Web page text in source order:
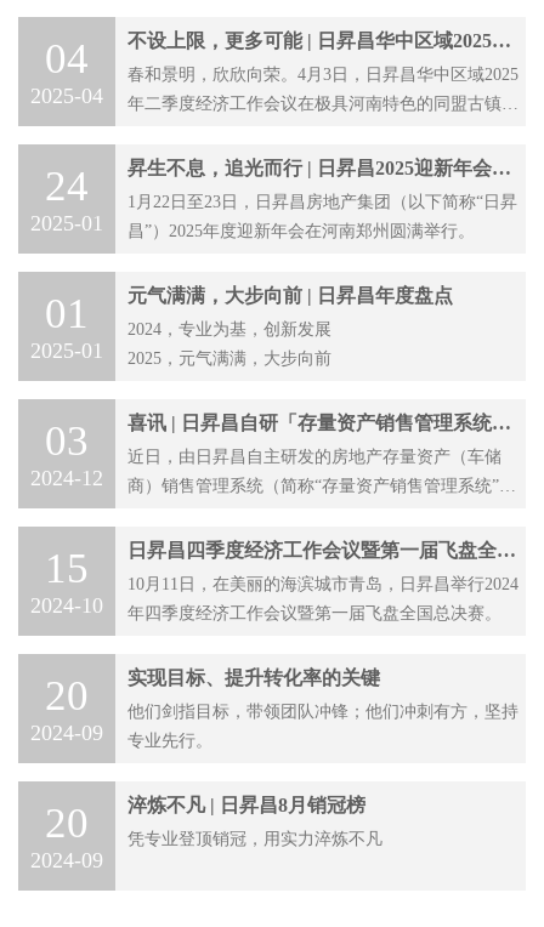
04
2025-04
不设上限，更多可能 | 日昇昌华中区域2025年
二季度经济工作会议
春和景明，欣欣向荣。4月3日，日昇昌华中区域2025
年二季度经济工作会议在极具河南特色的同盟古镇召
署重点工作，也是为了加强专业沉淀、促进专业交流
分享，从而打造硬核实力团队，提升团队凝聚力！
24
2025-01
昇生不息，追光而行 | 日昇昌2025迎新年会圆
满落幕！
1月22日至23日，日昇昌房地产集团（以下简称“日昇
昌”）2025年度迎新年会在河南郑州圆满举行。
01
2025-01
元气满满，大步向前 | 日昇昌年度盘点
2024，专业为基，创新发展
2025，元气满满，大步向前
03
2024-12
喜讯 | 日昇昌自研「存量资产销售管理系统」
成功申获计算机软件著作权！
近日，由日昇昌自主研发的房地产存量资产（车储
商）销售管理系统（简称“存量资产销售管理系统”）
书。这是日昇昌品牌自主研发能力的有力证明，更标
志着日昇昌在存量资产领域所坚持的创新发展实现了
里程碑式的跨越。
15
2024-10
日昇昌四季度经济工作会议暨第一届飞盘全国
总决赛圆满落幕
10月11日，在美丽的海滨城市青岛，日昇昌举行2024
年四季度经济工作会议暨第一届飞盘全国总决赛。
20
2024-09
实现目标、提升转化率的关键
他们剑指目标，带领团队冲锋；他们冲刺有方，坚持
专业先行。
20
2024-09
淬炼不凡 | 日昇昌8月销冠榜
凭专业登顶销冠，用实力淬炼不凡